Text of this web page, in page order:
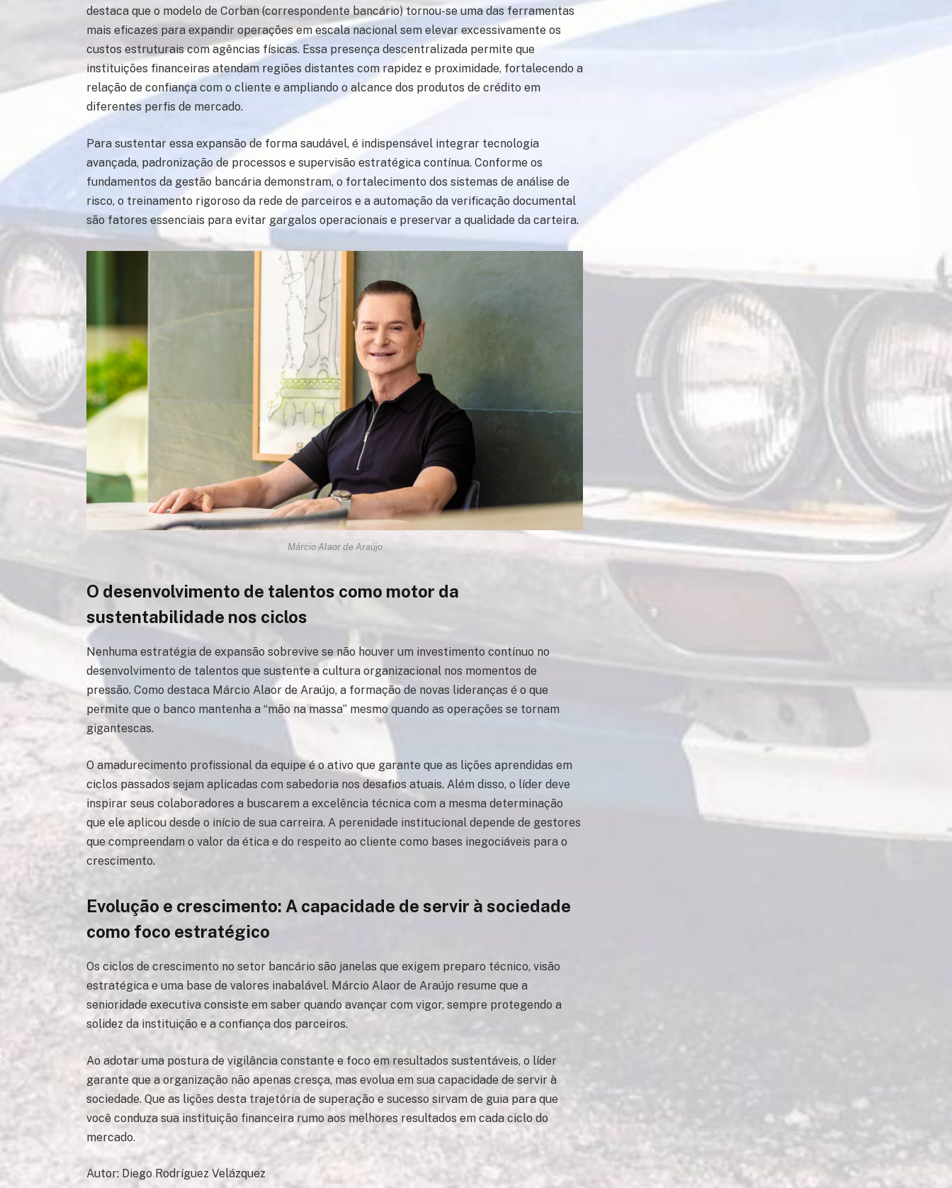
destaca que o modelo de Corban (correspondente bancário) tornou-se uma das ferramentas
mais eficazes para expandir operações em escala nacional sem elevar excessivamente os
custos estruturais com agências físicas. Essa presença descentralizada permite que
instituições financeiras atendam regiões distantes com rapidez e proximidade, fortalecendo a
relação de confiança com o cliente e ampliando o alcance dos produtos de crédito em
diferentes perfis de mercado.
Para sustentar essa expansão de forma saudável, é indispensável integrar tecnologia
avançada, padronização de processos e supervisão estratégica contínua. Conforme os
fundamentos da gestão bancária demonstram, o fortalecimento dos sistemas de análise de
risco, o treinamento rigoroso da rede de parceiros e a automação da verificação documental
são fatores essenciais para evitar gargalos operacionais e preservar a qualidade da carteira.
Márcio Alaor de Araújo
O desenvolvimento de talentos como motor da
sustentabilidade nos ciclos
Nenhuma estratégia de expansão sobrevive se não houver um investimento contínuo no
desenvolvimento de talentos que sustente a cultura organizacional nos momentos de
pressão. Como destaca Márcio Alaor de Araújo, a formação de novas lideranças é o que
permite que o banco mantenha a “mão na massa” mesmo quando as operações se tornam
gigantescas.
O amadurecimento profissional da equipe é o ativo que garante que as lições aprendidas em
ciclos passados sejam aplicadas com sabedoria nos desafios atuais. Além disso, o líder deve
inspirar seus colaboradores a buscarem a excelência técnica com a mesma determinação
que ele aplicou desde o início de sua carreira. A perenidade institucional depende de gestores
que compreendam o valor da ética e do respeito ao cliente como bases inegociáveis para o
crescimento.
Evolução e crescimento: A capacidade de servir à sociedade
como foco estratégico
Os ciclos de crescimento no setor bancário são janelas que exigem preparo técnico, visão
estratégica e uma base de valores inabalável. Márcio Alaor de Araújo resume que a
senioridade executiva consiste em saber quando avançar com vigor, sempre protegendo a
solidez da instituição e a confiança dos parceiros.
Ao adotar uma postura de vigilância constante e foco em resultados sustentáveis, o líder
garante que a organização não apenas cresça, mas evolua em sua capacidade de servir à
sociedade. Que as lições desta trajetória de superação e sucesso sirvam de guia para que
você conduza sua instituição financeira rumo aos melhores resultados em cada ciclo do
mercado.
Autor: Diego Rodríguez Velázquez